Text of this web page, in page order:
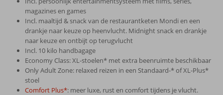
magazines en games
Incl. maaltijd & snack van de restaurantketen Mondi en een
drankje naar keuze op heenvlucht. Midnight snack en drankje
naar keuze en ontbijt op terugvlucht
Incl. 10 kilo handbagage
Economy Class: XL-stoelen* met extra beenruimte beschikbaar
Only Adult Zone: relaxed reizen in een Standaard-* of XL-Plus*
stoel
Comfort Plus*: meer luxe, rust en comfort tijdens je vlucht.